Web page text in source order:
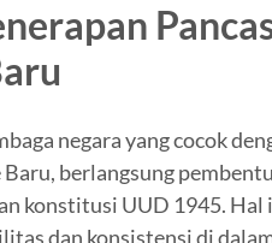
negara yang cocok
Baru, berlangsung
konstitusi UUD 1945.
dan konsistensi di